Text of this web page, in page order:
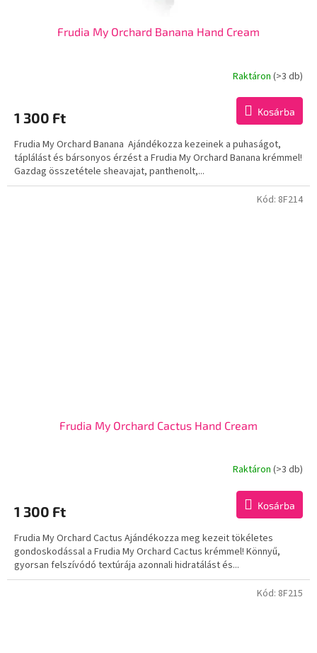
Frudia My Orchard Banana Hand Cream
Raktáron (>3 db)
1 300 Ft Kosárba
Frudia My Orchard Banana Ajándékozza kezeinek a puhaságot,
táplálást és bársonyos érzést a Frudia My Orchard Banana krémmel!
Gazdag összetétele sheavajat, panthenolt,...
Frudia My Orchard Cactus Hand Cream
Raktáron (>3 db)
1 300 Ft Kosárba
Frudia My Orchard Cactus Ajándékozza meg kezeit tökéletes
gondoskodással a Frudia My Orchard Cactus krémmel! Könnyű,
gyorsan felszívódó textúrája azonnali hidratálást és...
Kód: 8F214
Kód: 8F215